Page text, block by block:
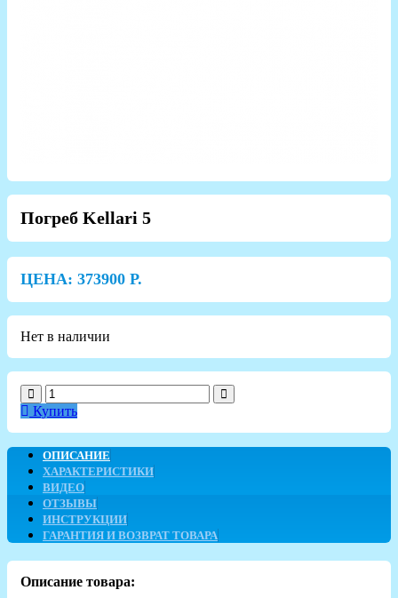
Погреб Kellari 5
ЦЕНА: 373900 Р.
Нет в наличии
Купить
ОПИСАНИЕ
ХАРАКТЕРИСТИКИ
ВИДЕО
ОТЗЫВЫ
ИНСТРУКЦИИ
ГАРАНТИЯ И ВОЗВРАТ ТОВАРА
Описание товара: